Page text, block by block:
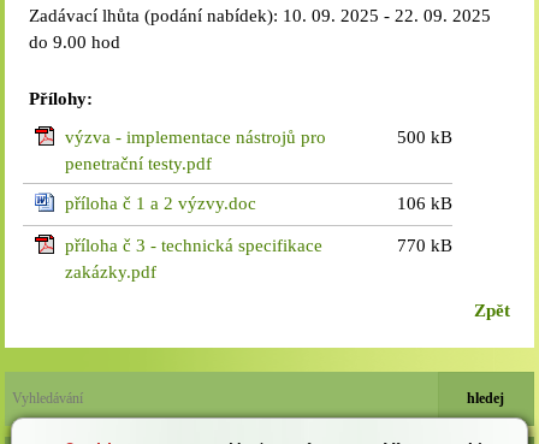
Zadávací lhůta (podání nabídek): 10. 09. 2025 - 22. 09. 2025
do 9.00 hod
Přílohy:
výzva - implementace nástrojů pro
penetrační testy.pdf
500 kB
příloha č 1 a 2 výzvy.doc 106 kB
příloha č 3 - technická specifikace
zakázky.pdf
770 kB
Zpět